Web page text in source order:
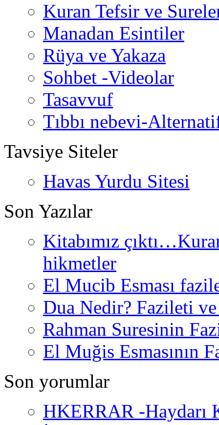
Kuran Tefsir ve
Manadan Esintiler
Rüya ve Yakaza
Sohbet -Videolar
Tasavvuf
Tıbbı nebevi-
Tavsiye Siteler
Havas Yurdu Sitesi
Son Yazılar
Kitabımız
hikmetler
El Mucib Esması
Dua Nedir? Fazileti
Rahman Suresinin
El Muğis Esmasının
Son yorumlar
HKERRAR -Haydarı